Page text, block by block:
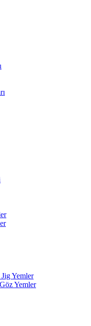
Yemler
Yemler